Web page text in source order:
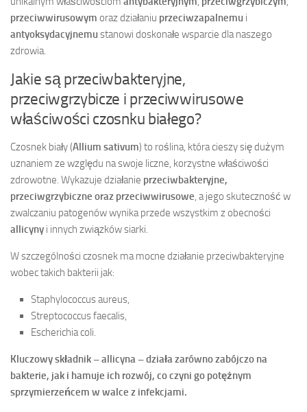
przeciwwirusowym oraz działaniu przeciwzapalnemu i
antyoksydacyjnemustanowi doskonałe wsparcie dla naszego
zdrowia.
Jakie są przeciwbakteryjne,
przeciwgrzybicze i przeciwwirusowe
właściwości czosnku białego?
Czosnek biały (Allium sativum) to roślina, która cieszy się dużym
uznaniem ze względu na swoje liczne, korzystne właściwości
zdrowotne. Wykazuje działanie przeciwbakteryjne,
przeciwgrzybiczne oraz przeciwwirusowe, a jego skuteczność w
zwalczaniu patogenów wynika przede wszystkim z obecności
allicyny i innych związków siarki.
W szczególności czosnek ma mocne działanie przeciwbakteryjne
wobec takich bakterii jak:
Staphylococcus aureus,
Streptococcus faecalis,
Escherichia coli.
Kluczowy składnik – allicyna – działa zarówno zabójczo na
bakterie, jak i hamuje ich rozwój, co czyni go potężnym
sprzymierzeńcem w walce z infekcjami.